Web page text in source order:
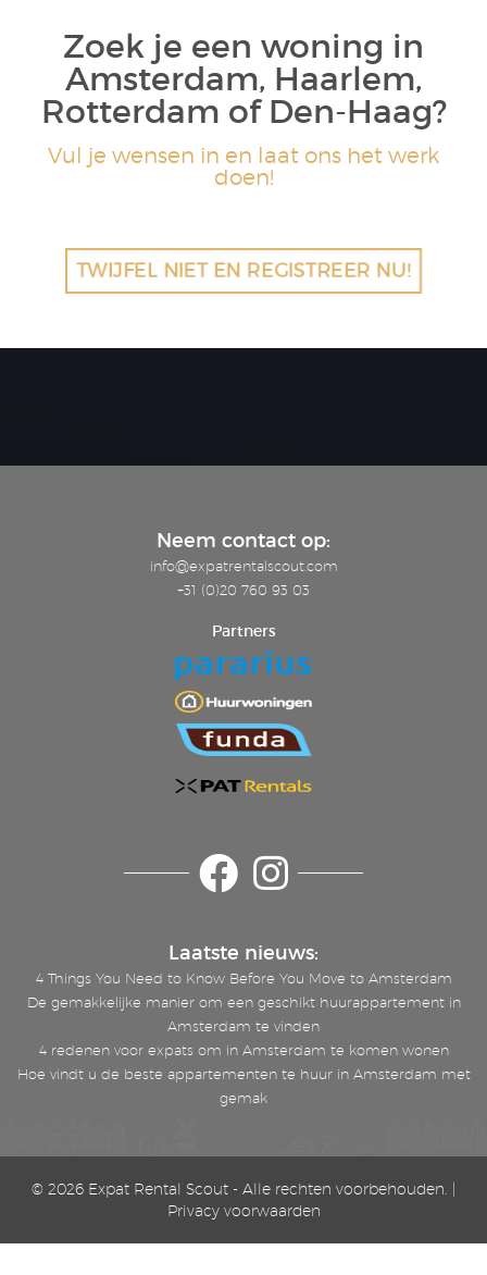
Zoek je een woning in
Amsterdam, Haarlem,
Rotterdam of Den-Haag?
Vul je wensen in en laat ons het werk
doen!
TWIJFEL NIET EN REGISTREER NU!
Neem contact op:
info@expatrentalscout.com
+31 (0)20 760 93 03
Partners
Laatste nieuws:
4 Things You Need to Know Before You Move to Amsterdam
De gemakkelijke manier om een geschikt huurappartement in
Amsterdam te vinden
4 redenen voor expats om in Amsterdam te komen wonen
Hoe vindt u de beste appartementen te huur in Amsterdam met
gemak
© 2026 Expat Rental Scout - Alle rechten voorbehouden. |
Privacy voorwaarden